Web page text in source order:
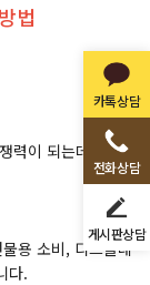
카톡상담
전화상담
게시판상담
법
력이 되는데요.
용 소비, 디스플레
다.